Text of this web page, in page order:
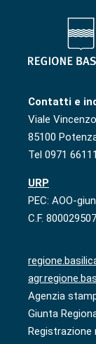
Contatti e
Viale
85100
Tel 0971
URP
PEC: AOO-
C.F.
Agenzia
Giunta
Registrazione